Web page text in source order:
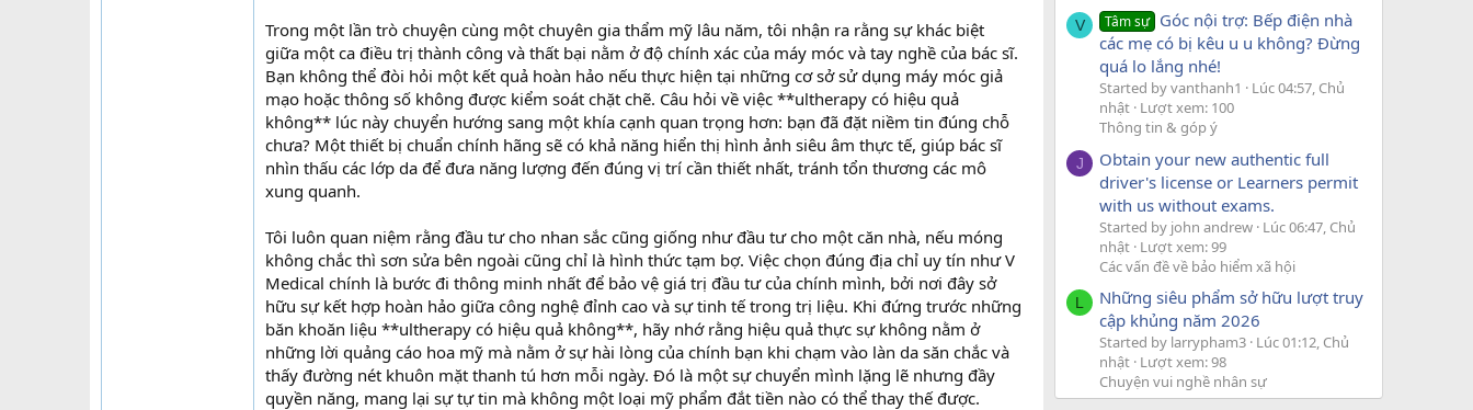
Trong một lần trò chuyện cùng một chuyên gia thẩm mỹ lâu năm, tôi nhận ra rằng sự khác biệt
giữa một ca điều trị thành công và thất bại nằm ở độ chính xác của máy móc và tay nghề của bác sĩ.
Bạn không thể đòi hỏi một kết quả hoàn hảo nếu thực hiện tại những cơ sở sử dụng máy móc giả
mạo hoặc thông số không được kiểm soát chặt chẽ. Câu hỏi về việc **ultherapy có hiệu quả
không** lúc này chuyển hướng sang một khía cạnh quan trọng hơn: bạn đã đặt niềm tin đúng chỗ
chưa? Một thiết bị chuẩn chính hãng sẽ có khả năng hiển thị hình ảnh siêu âm thực tế, giúp bác sĩ
nhìn thấu các lớp da để đưa năng lượng đến đúng vị trí cần thiết nhất, tránh tổn thương các mô
xung quanh.
Tôi luôn quan niệm rằng đầu tư cho nhan sắc cũng giống như đầu tư cho một căn nhà, nếu móng
không chắc thì sơn sửa bên ngoài cũng chỉ là hình thức tạm bợ. Việc chọn đúng địa chỉ uy tín như V
Medical chính là bước đi thông minh nhất để bảo vệ giá trị đầu tư của chính mình, bởi nơi đây sở
hữu sự kết hợp hoàn hảo giữa công nghệ đỉnh cao và sự tinh tế trong trị liệu. Khi đứng trước những
băn khoăn liệu **ultherapy có hiệu quả không**, hãy nhớ rằng hiệu quả thực sự không nằm ở
những lời quảng cáo hoa mỹ mà nằm ở sự hài lòng của chính bạn khi chạm vào làn da săn chắc và
thấy đường nét khuôn mặt thanh tú hơn mỗi ngày. Đó là một sự chuyển mình lặng lẽ nhưng đầy
quyền năng, mang lại sự tự tin mà không một loại mỹ phẩm đắt tiền nào có thể thay thế được.
V Tâm sự Góc nội trợ: Bếp điện nhà
các mẹ có bị kêu u u không? Đừng
quá lo lắng nhé!
Started by vanthanh1
Lúc 04:57, Chủ
nhật Lượt xem: 100
Thông tin & góp ý
J
Obtain your new authentic full
driver's license or Learners permit
with us without exams.
Started by john andrew Lúc 06:47, Chủ
nhật Lượt xem: 99
Các vấn đề về bảo hiểm xã hội
L
Những siêu phẩm sở hữu lượt truy
cập khủng năm 2026
Started by larrypham3 Lúc 01:12, Chủ
nhật Lượt xem: 98
Chuyện vui nghề nhân sự